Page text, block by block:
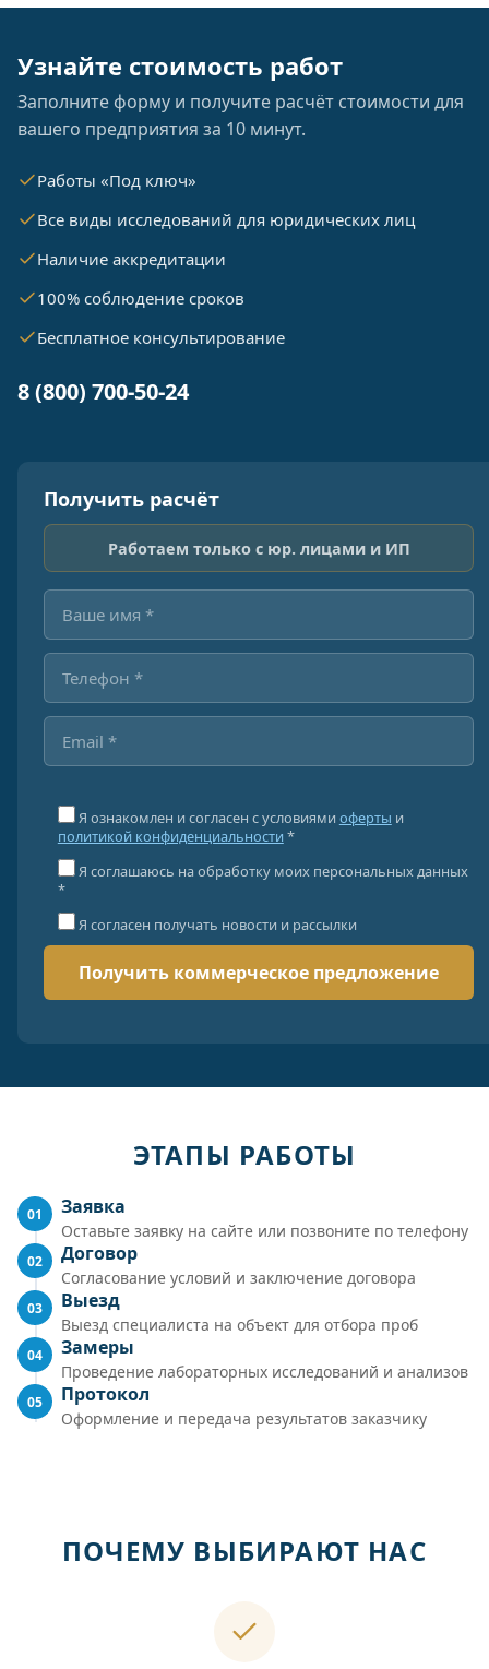
Узнайте стоимость работ
Заполните форму и получите расчёт стоимости для
вашего предприятия за 10 минут.
Работы «Под ключ»
Все виды исследований для юридических лиц
Наличие аккредитации
100% соблюдение сроков
Бесплатное консультирование
8 (800) 700-50-24
Получить расчёт
Работаем только с юр. лицами и ИП
Я ознакомлен и согласен с условиями оферты и
политикой конфиденциальности *
Я соглашаюсь на обработку моих персональных данных
*
Я согласен получать новости и рассылки
ЭТАПЫ РАБОТЫ
01 Заявка
Оставьте заявку на сайте или позвоните по телефону
02 Договор
Согласование условий и заключение договора
03 Выезд
Выезд специалиста на объект для отбора проб
04 Замеры
Проведение лабораторных исследований и анализов
05 Протокол
Оформление и передача результатов заказчику
ПОЧЕМУ ВЫБИРАЮТ НАС